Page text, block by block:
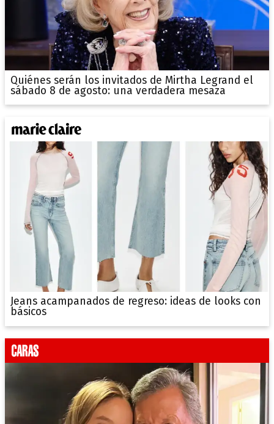
Quiénes serán los invitados de Mirtha Legrand el
sábado 8 de agosto: una verdadera mesaza
Jeans acampanados de regreso: ideas de looks con
básicos